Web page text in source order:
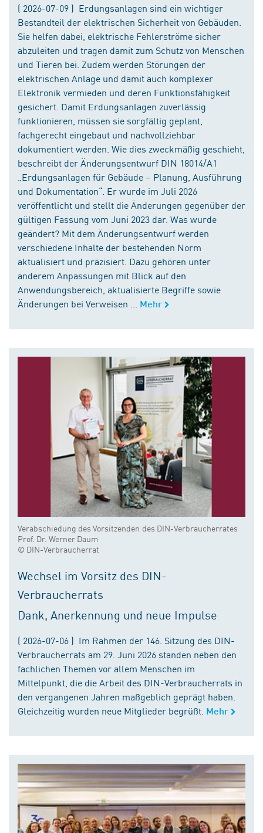
( 2026-07-09 ) Erdungsanlagen sind ein wichtiger
Bestandteil der elektrischen Sicherheit von Gebäuden.
Sie helfen dabei, elektrische Fehlerströme sicher
abzuleiten und tragen damit zum Schutz von Menschen
und Tieren bei. Zudem werden Störungen der
elektrischen Anlage und damit auch komplexer
Elektronik vermieden und deren Funktionsfähigkeit
gesichert. Damit Erdungsanlagen zuverlässig
funktionieren, müssen sie sorgfältig geplant,
fachgerecht eingebaut und nachvollziehbar
dokumentiert werden. Wie dies zweckmäßig geschieht,
beschreibt der Änderungsentwurf DIN 18014/A1
„Erdungsanlagen für Gebäude – Planung, Ausführung
und Dokumentation“. Er wurde im Juli 2026
veröffentlicht und stellt die Änderungen gegenüber der
gültigen Fassung vom Juni 2023 dar. Was wurde
geändert? Mit dem Änderungsentwurf werden
verschiedene Inhalte der bestehenden Norm
aktualisiert und präzisiert. Dazu gehören unter
anderem Anpassungen mit Blick auf den
Anwendungsbereich, aktualisierte Begriffe sowie
Änderungen bei Verweisen ...
Mehr
Verabschiedung des Vorsitzenden des DIN-Verbraucherrates
Prof. Dr. Werner Daum
© DIN-Verbraucherrat
Wechsel im Vorsitz des DIN-
Verbraucherrats
Dank, Anerkennung und neue Impulse
( 2026-07-06 ) Im Rahmen der 146. Sitzung des DIN-
Verbraucherrats am 29. Juni 2026 standen neben den
fachlichen Themen vor allem Menschen im
Mittelpunkt, die die Arbeit des DIN-Verbraucherrats in
den vergangenen Jahren maßgeblich geprägt haben.
Gleichzeitig wurden neue Mitglieder begrüßt. Mehr